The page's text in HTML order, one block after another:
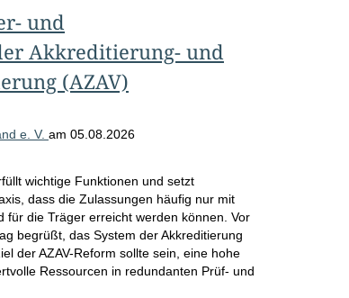
und
Akkreditierung- und
(AZAV)
e. V. am 05.08.2026
wichtige Funktionen und setzt
dass die Zulassungen häufig nur mit
für die Träger erreicht werden können. Vor
begrüßt, das System der Akkreditierung
der AZAV-Reform sollte sein, eine hohe
Ressourcen in redundanten Prüf- und